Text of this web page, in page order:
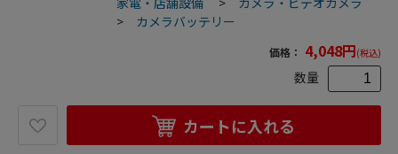
> カメラバッテリー
価格： 4,048円(税込)
数量
カートに入れる